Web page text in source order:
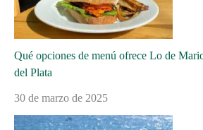
Qué opciones de menú ofrece Lo de
del Plata
30 de marzo de 2025